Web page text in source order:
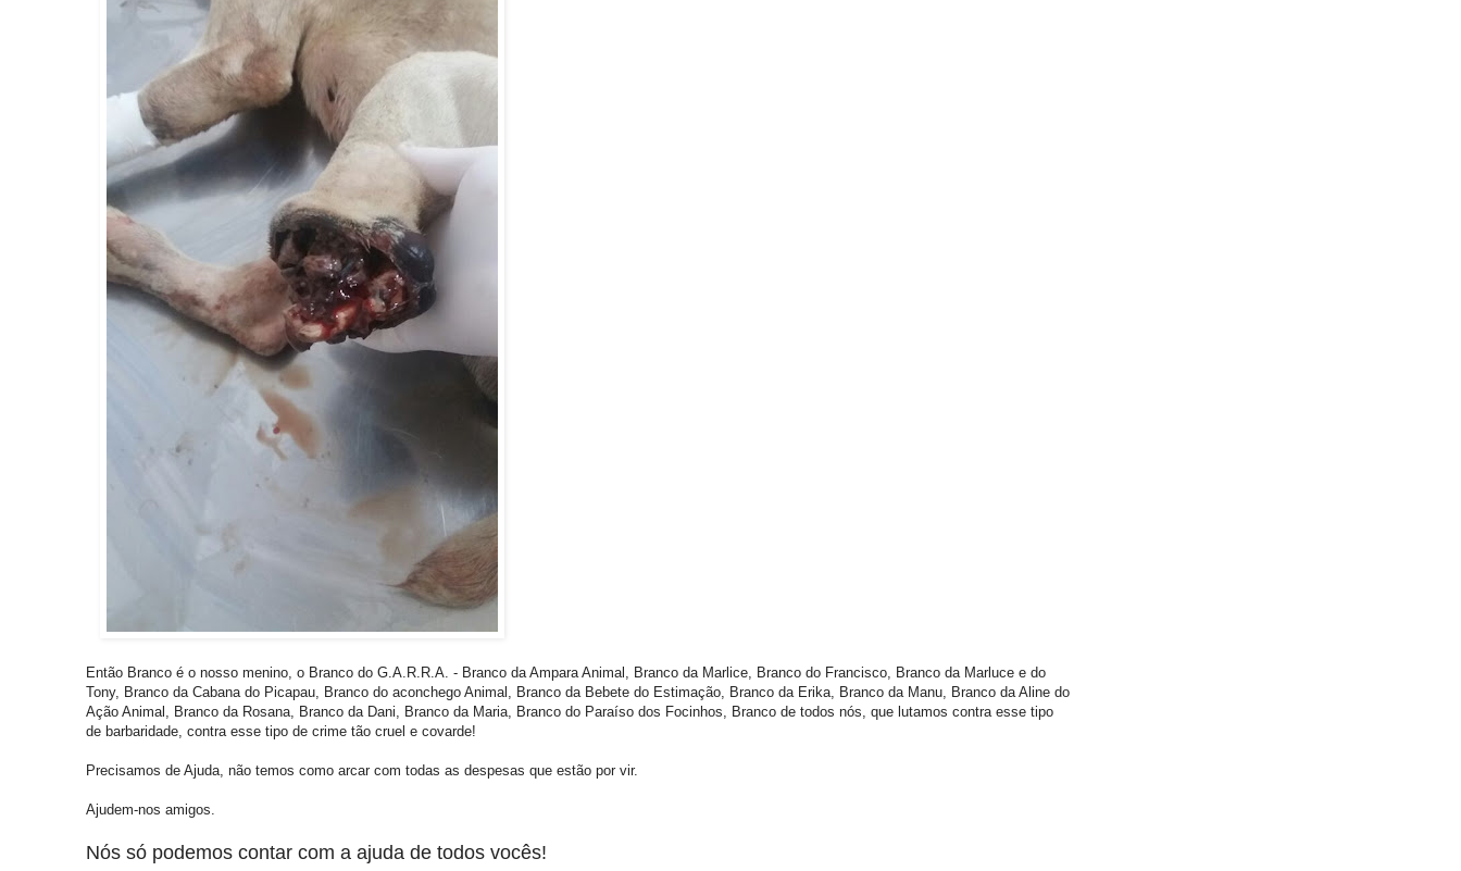
Então Branco é o nosso menino, o Branco do G.A.R.R.A. - Branco da Ampara Animal, Branco da Marlice, Branco do Francisco, Branco da Marluce e do
Tony, Branco da Cabana do Picapau, Branco do aconchego Animal, Branco da Bebete do Estimação, Branco da Erika, Branco da Manu, Branco da Aline do
Ação Animal, Branco da Rosana, Branco da Dani, Branco da Maria, Branco do Paraíso dos Focinhos, Branco de todos nós, que lutamos contra esse tipo
de barbaridade, contra esse tipo de crime tão cruel e covarde!
Precisamos de Ajuda, não temos como arcar com todas as despesas que estão por vir.
Ajudem-nos amigos.
Nós só podemos contar com a ajuda de todos vocês!